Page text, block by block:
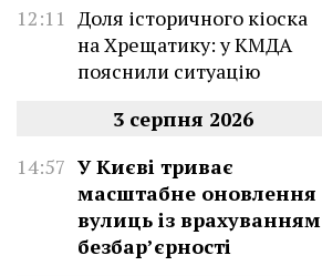
12:11 Доля історичного кіоска
на Хрещатику: у КМДА
пояснили ситуацію
3 серпня 2026
14:57 У Києві триває
масштабне оновлення
вулиць із врахуванням
безбар’єрності